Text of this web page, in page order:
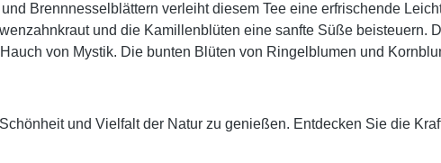
Brennnesselblättern verleiht diesem Tee eine erfrischende
und die Kamillenblüten eine sanfte Süße beisteuern.
von Mystik. Die bunten Blüten von Ringelblumen und
und Vielfalt der Natur zu genießen. Entdecken Sie die